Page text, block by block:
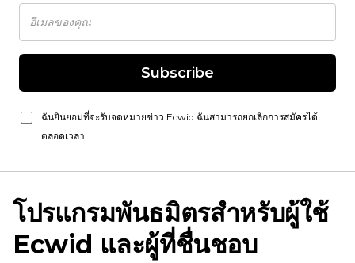
Subscribe
ฉันยินยอมที่จะรับจดหมายข่าว Ecwid ฉันสามารถยกเลิกการสมัครได้
ตลอดเวลา
โปรแกรมพันธมิตรสำหรับผู้ใช้
Ecwid และผู้ที่ชื่นชอบ